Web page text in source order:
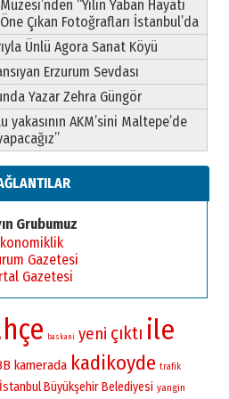
“Yılın Yaban Hayatı
Çıkan Fotoğrafları İstanbul’da
Ünlü Agora Sanat Köyü
Erzurum Sevdası
Yazar Zehra Güngör
AKM’sini Maltepe’de
Grubumuz
Gazetesi
Gazetesi
baskani yeni çıktı ile
kamerada kadikoyde trafik
İstanbul Büyükşehir Belediyesi yangin